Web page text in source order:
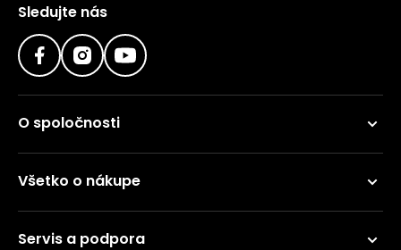
Sledujte nás
O spoločnosti
Všetko o nákupe
Servis a podpora